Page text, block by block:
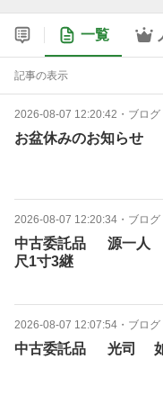
一覧
記事の表示
2026-08-07 12:20:42 ・ ブログ
お盆休みのお知らせ
2026-08-07 12:20:34 ・ ブログ
中古委託品 源一
尺1寸3継
2026-08-07 12:07:54 ・ ブログ
中古委託品 光司